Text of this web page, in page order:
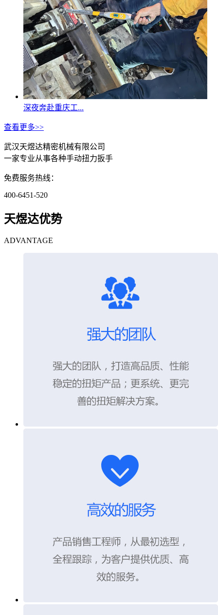
深夜奔赴重庆工...
查看更多>>
武汉天煜达精密机械有限公司
一家专业从事各种手动扭力扳手
免费服务热线：
400-6451-520
天煜达优势
ADVANTAGE